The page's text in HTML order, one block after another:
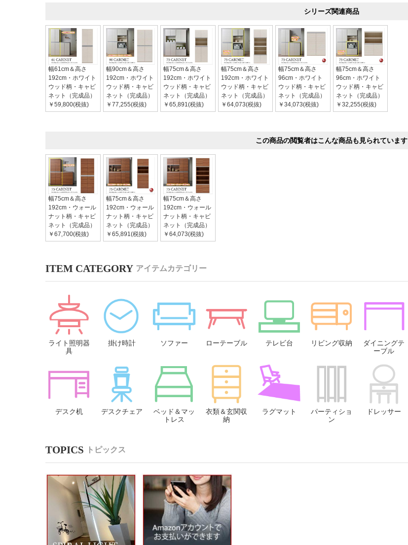
シリーズ関連商品
幅61cm＆高さ
192cm・ホワイト
ウッド柄・キャビ
ネット（完成品）
￥59,800(税抜)
幅90cm＆高さ
192cm・ホワイト
ウッド柄・キャビ
ネット（完成品）
￥77,255(税抜)
幅75cm＆高さ
192cm・ホワイト
ウッド柄・キャビ
ネット（完成品）
￥65,891(税抜)
幅75cm＆高さ
192cm・ホワイト
ウッド柄・キャビ
ネット（完成品）
￥64,073(税抜)
幅75cm＆高さ
96cm・ホワイト
ウッド柄・キャビ
ネット（完成品）
￥34,073(税抜)
幅75cm＆高さ
96cm・ホワイト
ウッド柄・キャビ
ネット（完成品）
￥32,255(税抜)
この商品の閲覧者はこんな商品も見られています
幅75cm＆高さ
192cm・ウォール
ナット柄・キャビ
ネット（完成品）
￥67,700(税抜)
幅75cm＆高さ
192cm・ウォール
ナット柄・キャビ
ネット（完成品）
￥65,891(税抜)
幅75cm＆高さ
192cm・ウォール
ナット柄・キャビ
ネット（完成品）
￥64,073(税抜)
アイテムカテゴリー
ライト照明器
具
掛け時計 ソファー ローテーブル テレビ台 リビング収納
ダイニングテ
ーブル
デスク机 デスクチェア
ベッド＆マッ
トレス
衣類＆玄関収
納
ラグマット
パーティショ
ン
ドレッサー
トピックス